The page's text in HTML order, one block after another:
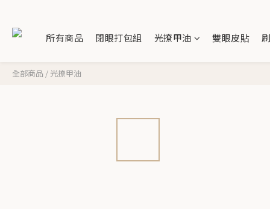
所有商品 閉眼打包組 光撩甲油 雙眼皮貼
全部商品 /光撩甲油